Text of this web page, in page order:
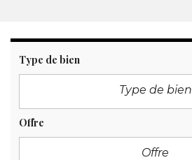
Type de bien
Type de bien
Offre
Offre